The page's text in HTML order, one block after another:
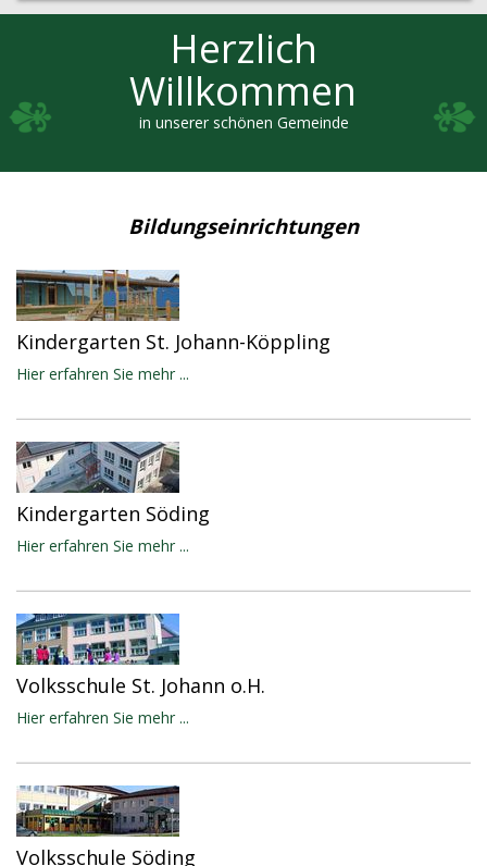
Herzlich
Willkommen
in unserer schönen Gemeinde
Bildungseinrichtungen
Kindergarten St. Johann-Köppling
Hier erfahren Sie mehr ...
Kindergarten Söding
Hier erfahren Sie mehr ...
Volksschule St. Johann o.H.
Hier erfahren Sie mehr ...
Volksschule Söding